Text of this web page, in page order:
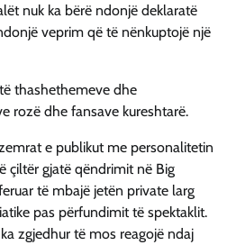
nuk ka bërë ndonjë deklaratë
veprim që të nënkuptojë një
thashethemeve dhe
rozë dhe fansave kureshtarë.
e publikut me personalitetin
çiltër gjatë qëndrimit në Big
të mbajë jetën private larg
pas përfundimit të spektaklit.
zgjedhur të mos reagojë ndaj